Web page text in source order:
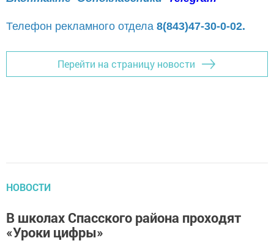
Телефон рекламного отдела 8(843)47-30-0-02.
Перейти на страницу новости
НОВОСТИ
В школах Спасского района проходят
«Уроки цифры»